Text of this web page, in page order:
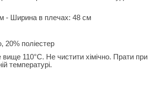
- Ширина в плечах: 48 см
поліестер
110°C. Не чистити хімічно. Прати при
температурі.